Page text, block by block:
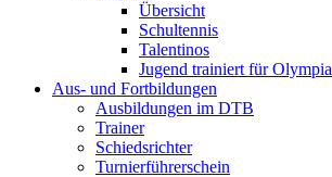
Übersicht
Schultennis
Talentinos
Jugend trainiert für Olympia
Aus- und Fortbildungen
Ausbildungen im DTB
Trainer
Schiedsrichter
Turnierführerschein